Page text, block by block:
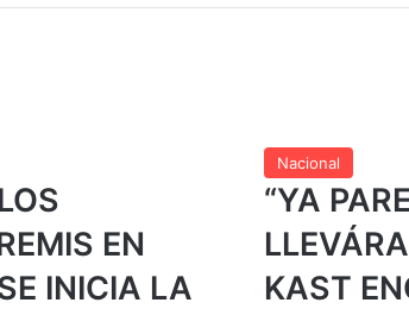
EN
INICIA LA
Nacional
“YA
KAST